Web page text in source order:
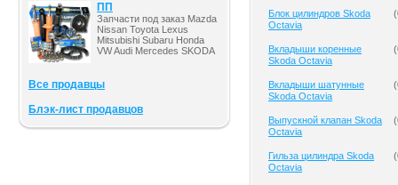
ПП
Запчасти под заказ Mazda
Nissan Toyota Lexus
Mitsubishi Subaru Honda
VW Audi Mercedes SKODA
Все продавцы
Блэк-лист продавцов
Блок цилиндров Skoda
Octavia
(
Вкладыши коренные
Skoda Octavia
(
Вкладыши шатунные
Skoda Octavia
(
Выпускной клапан Skoda
Octavia
(
Гильза цилиндра Skoda
Octavia
(